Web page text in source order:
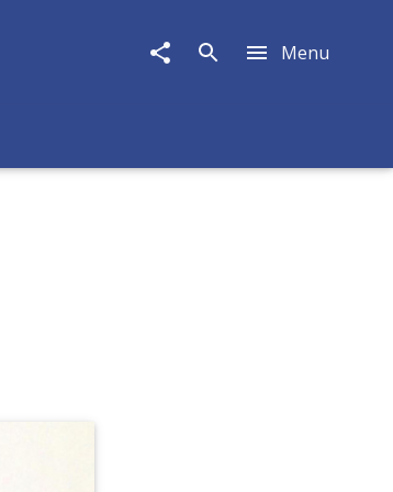
Menu